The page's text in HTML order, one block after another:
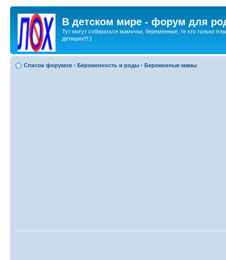
В детском мире - форум для
Тут могут собираться мамочки, беременные, те кто только
детишек!!!:)
Список форумов ‹ Беременность и роды ‹ Беременные мамы